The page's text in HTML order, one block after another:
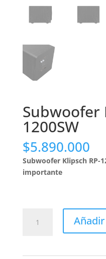
Subwoofer
1200SW
$5.890.000
Subwoofer Klipsch RP-
importante
Klipsch